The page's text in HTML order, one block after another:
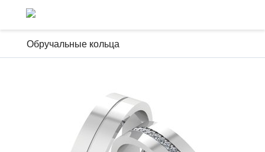
Обручальные кольца